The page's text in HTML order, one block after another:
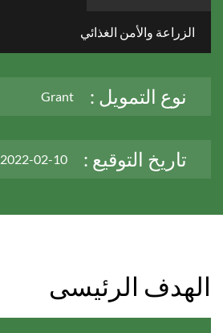
الزراعة والأمن الغذائي
نوع التمويل : Grant
تاريخ التوقيع : 2022-02-10
الهدف الرئيسى